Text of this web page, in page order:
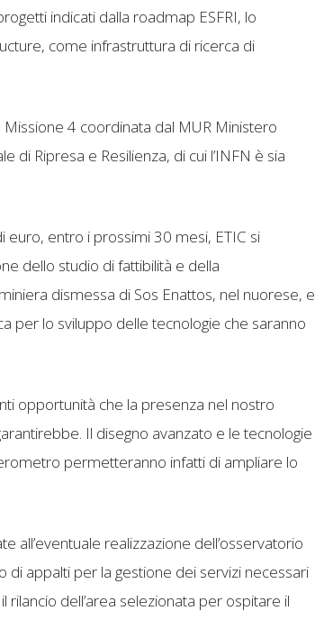
indicati dalla roadmap ESFRI, lo
come infrastruttura di ricerca di
4 coordinata dal MUR Ministero
di Ripresa e Resilienza, di cui l’INFN è sia
entro i prossimi 30 mesi, ETIC si
dello studio di fattibilità e della
dismessa di Sos Enattos, nel nuorese, e
per lo sviluppo delle tecnologie che saranno
opportunità che la presenza nel nostro
Il disegno avanzato e le tecnologie
permetteranno infatti di ampliare lo
all’eventuale realizzazione dell’osservatorio
di appalti per la gestione dei servizi necessari
dell’area selezionata per ospitare il